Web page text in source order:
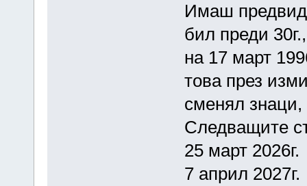
Имаш
бил преди
на 17 март
това през
сменял
Следващите
25 март 2026г.
7 април 2027г.